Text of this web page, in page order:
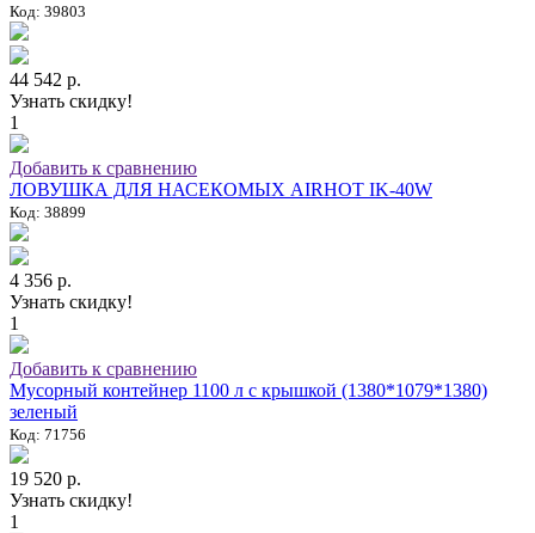
Код: 39803
44 542 р.
Узнать скидку!
1
Добавить к сравнению
ЛОВУШКА ДЛЯ НАСЕКОМЫХ AIRHOT IK-40W
Код: 38899
4 356 р.
Узнать скидку!
1
Добавить к сравнению
Мусорный контейнер 1100 л с крышкой (1380*1079*1380)
зеленый
Код: 71756
19 520 р.
Узнать скидку!
1